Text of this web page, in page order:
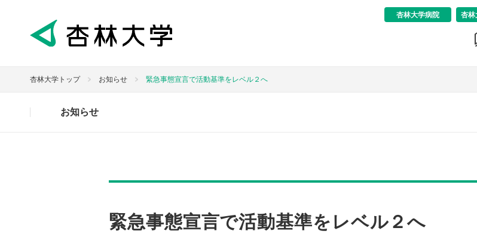
杏林大学病院 杏林
杏林大学トップ お知らせ 緊急事態宣言で活動基準をレベル２へ
お知らせ
緊急事態宣言で活動基準をレベル２へ